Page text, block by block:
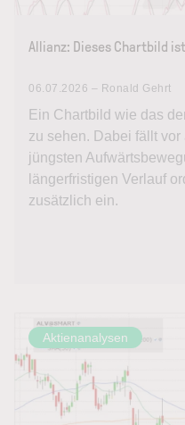
Allianz: Dieses Chartbild
06.07.2026 – Ronald Gehrt
Ein Chartbild wie das
zu sehen. Dabei fällt
jüngsten
längerfristigen Verlauf
zusätzlich ein.
Aktienanalysen